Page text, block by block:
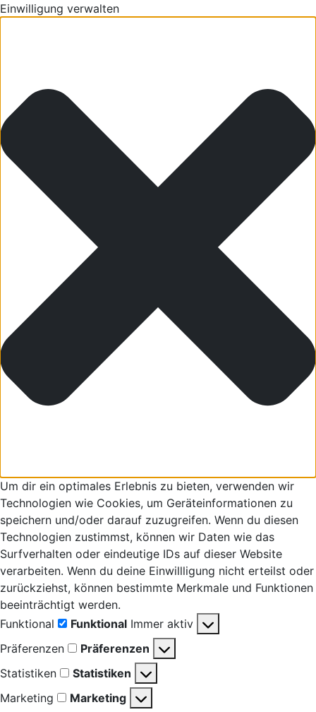
Einwilligung verwalten
Um dir ein optimales Erlebnis zu bieten, verwenden wir
Technologien wie Cookies, um Geräteinformationen zu
speichern und/oder darauf zuzugreifen. Wenn du diesen
Technologien zustimmst, können wir Daten wie das
Surfverhalten oder eindeutige IDs auf dieser Website
verarbeiten. Wenn du deine Einwillligung nicht erteilst oder
zurückziehst, können bestimmte Merkmale und Funktionen
beeinträchtigt werden.
Funktional
Funktional Immer aktiv
Präferenzen
Präferenzen
Statistiken
Statistiken
Marketing
Marketing